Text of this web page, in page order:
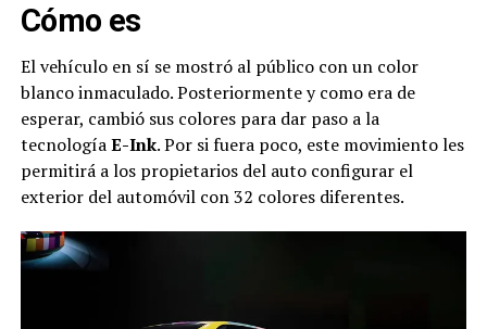
Cómo es
El vehículo en sí se mostró al público con un color
blanco inmaculado. Posteriormente y como era de
esperar, cambió sus colores para dar paso a la
tecnologíaE-Ink. Por si fuera poco, este movimiento les
permitirá a los propietarios del auto configurar el
exterior del automóvil con 32 colores diferentes.